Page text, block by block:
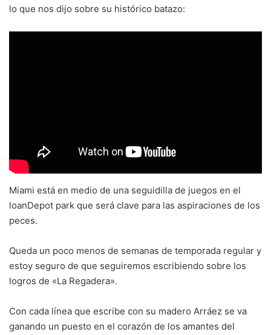
lo que nos dijo sobre su histórico batazo:
Miami está en medio de una seguidilla de juegos en el
loanDepot park que será clave para las aspiraciones de los
peces.
Queda un poco menos de semanas de temporada regular y
estoy seguro de que seguiremos escribiendo sobre los
logros de «La Regadera».
Con cada línea que escribe con su madero Arráez se va
ganando un puesto en el corazón de los amantes del